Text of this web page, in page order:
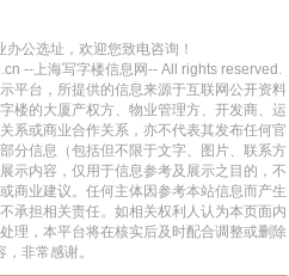
办公选址，欢迎您致电咨询！
--上海写字楼信息网-- All rights reserved.
平台，所提供的信息来源于互联网公开资料
楼的大厦产权方、物业管理方、开发商、运
系或商业合作关系，亦不代表其发布任何官
分信息（包括但不限于文字、图片、联系方
示内容，仅用于信息参考及展示之目的，不
商业建议。任何主体因参考本站信息而产生
承担相关责任。如相关权利人认为本页面内
理，本平台将在核实后及时配合调整或删除
，非常感谢。